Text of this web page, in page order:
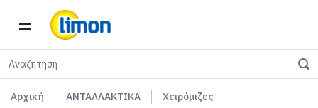
Αρχική ΑΝΤΑΛΛΑΚΤΙΚΑ
Χειρόμιζες